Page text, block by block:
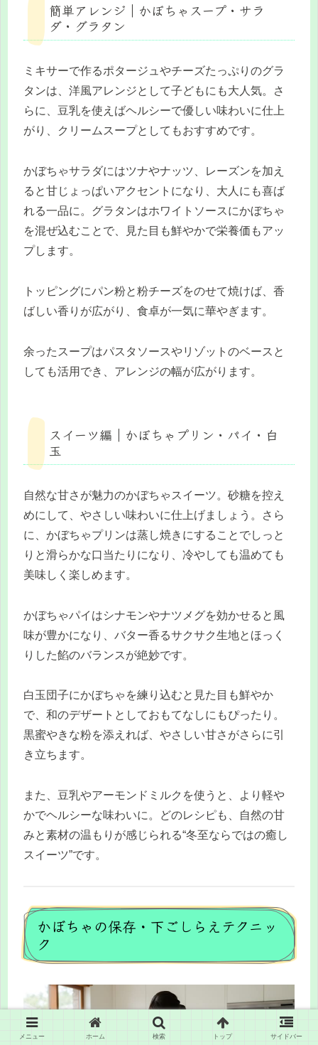
簡単アレンジ｜かぼちゃスープ・サラ
ダ・グラタン
ミキサーで作るポタージュやチーズたっぷりのグラ
タンは、洋風アレンジとして子どもにも大人気。さ
らに、豆乳を使えばヘルシーで優しい味わいに仕上
がり、クリームスープとしてもおすすめです。
かぼちゃサラダにはツナやナッツ、レーズンを加え
ると甘じょっぱいアクセントになり、大人にも喜ば
れる一品に。グラタンはホワイトソースにかぼちゃ
を混ぜ込むことで、見た目も鮮やかで栄養価もアッ
プします。
トッピングにパン粉と粉チーズをのせて焼けば、香
ばしい香りが広がり、食卓が一気に華やぎます。
余ったスープはパスタソースやリゾットのベースと
しても活用でき、アレンジの幅が広がります。
スイーツ編｜かぼちゃプリン・パイ・白
玉
自然な甘さが魅力のかぼちゃスイーツ。砂糖を控え
めにして、やさしい味わいに仕上げましょう。さら
に、かぼちゃプリンは蒸し焼きにすることでしっと
りと滑らかな口当たりになり、冷やしても温めても
美味しく楽しめます。
かぼちゃパイはシナモンやナツメグを効かせると風
味が豊かになり、バター香るサクサク生地とほっく
りした餡のバランスが絶妙です。
白玉団子にかぼちゃを練り込むと見た目も鮮やか
で、和のデザートとしておもてなしにもぴったり。
黒蜜やきな粉を添えれば、やさしい甘さがさらに引
き立ちます。
また、豆乳やアーモンドミルクを使うと、より軽や
かでヘルシーな味わいに。どのレシピも、自然の甘
みと素材の温もりが感じられる“冬至ならではの癒し
スイーツ”です。
かぼちゃの保存・下ごしらえテクニッ
ク
メニュー ホーム 検索 トップ サイドバー